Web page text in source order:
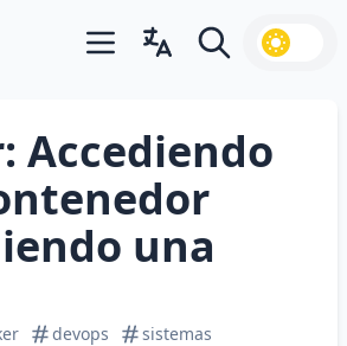
Abrir menú principal
Abrir cambiador de
Buscar
Accediendo
una
devops sistemas